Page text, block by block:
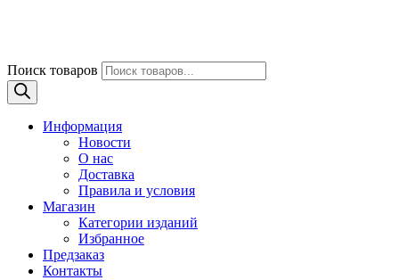
Поиск товаров
Информация
Новости
О нас
Доставка
Правила и условия
Магазин
Категории изданий
Избранное
Предзаказ
Контакты